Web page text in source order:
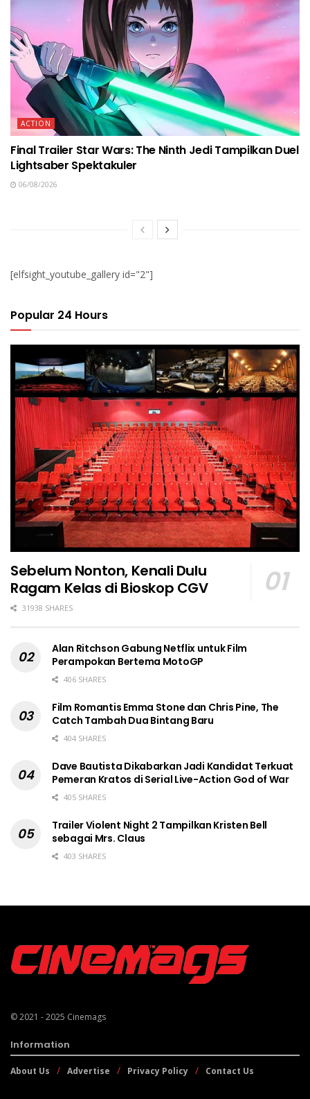
ACTION
Final Trailer Star Wars: The Ninth Jedi Tampilkan Duel
Lightsaber Spektakuler
06/08/2026
[elfsight_youtube_gallery id="2"]
Popular 24 Hours
Sebelum Nonton, Kenali Dulu
Ragam Kelas di Bioskop CGV
31938 SHARES
Alan Ritchson Gabung Netflix untuk Film
Perampokan Bertema MotoGP
406 SHARES
Film Romantis Emma Stone dan Chris Pine, The
Catch Tambah Dua Bintang Baru
404 SHARES
Dave Bautista Dikabarkan Jadi Kandidat Terkuat
Pemeran Kratos di Serial Live-Action God of War
405 SHARES
Trailer Violent Night 2 Tampilkan Kristen Bell
sebagai Mrs. Claus
403 SHARES
© 2021 - 2025 Cinemags
Information
About Us Advertise Privacy Policy Contact Us